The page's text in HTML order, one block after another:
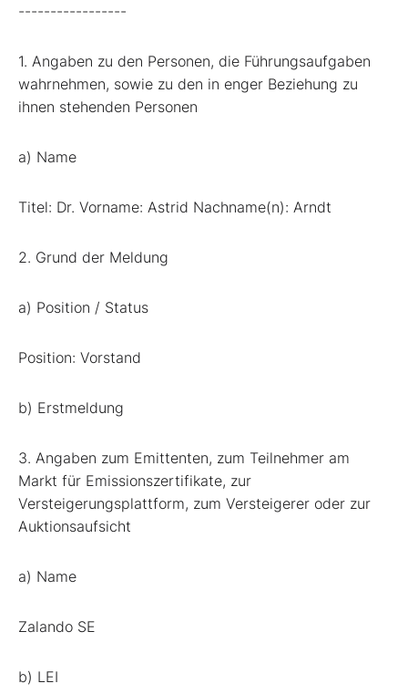
-----------------
1. Angaben zu den Personen, die Führungsaufgaben
wahrnehmen, sowie zu den in enger Beziehung zu
ihnen stehenden Personen
a) Name
Titel: Dr. Vorname: Astrid Nachname(n): Arndt
2. Grund der Meldung
a) Position / Status
Position: Vorstand
b) Erstmeldung
3. Angaben zum Emittenten, zum Teilnehmer am
Markt für Emissionszertifikate, zur
Versteigerungsplattform, zum Versteigerer oder zur
Auktionsaufsicht
a) Name
Zalando SE
b) LEI